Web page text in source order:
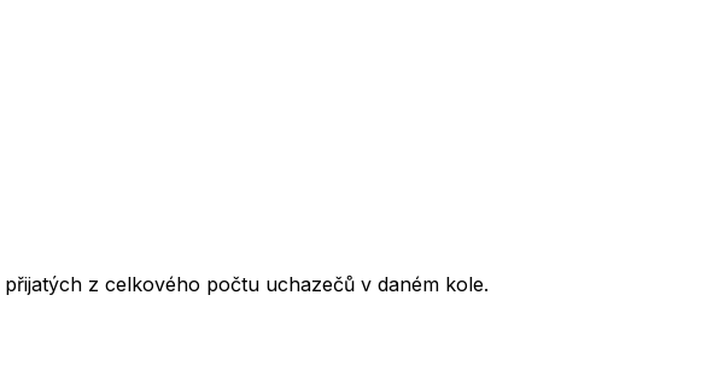
z celkového počtu uchazečů v daném kole.